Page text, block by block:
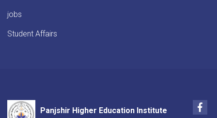
jobs
Student Affairs
Panjshir Higher Education Institute